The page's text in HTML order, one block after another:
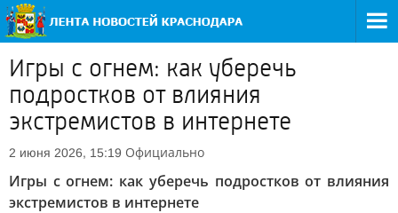
Игры с огнем: как уберечь
подростков от влияния
экстремистов в интернете
2 июня 2026, 15:19 Официально
Игры с огнем: как уберечь подростков от влияния
экстремистов в интернете